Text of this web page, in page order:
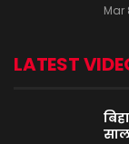
Mar
LATEST